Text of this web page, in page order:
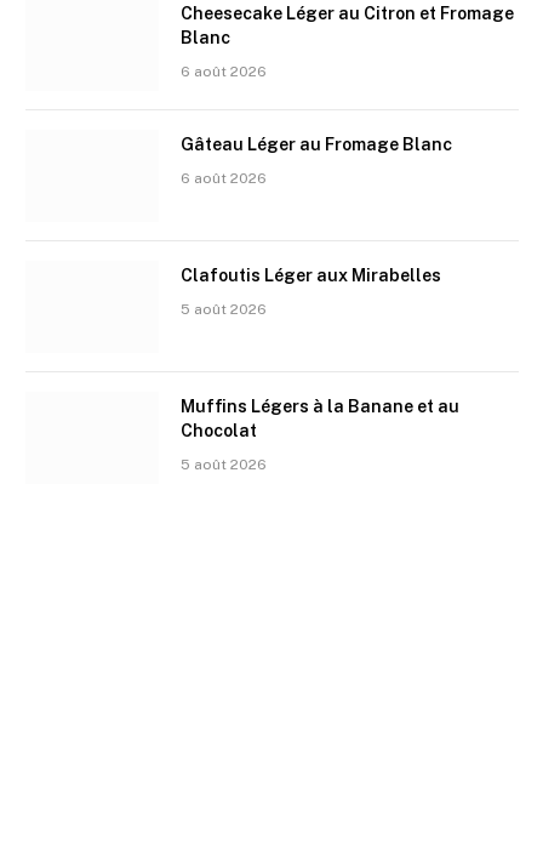
Cheesecake Léger au Citron et Fromage
Blanc
6 août 2026
Gâteau Léger au Fromage Blanc
6 août 2026
Clafoutis Léger aux Mirabelles
5 août 2026
Muffins Légers à la Banane et au
Chocolat
5 août 2026